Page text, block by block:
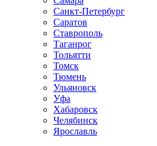
Санкт-Петербург
Саратов
Ставрополь
Таганрог
Тольятти
Томск
Тюмень
Ульяновск
Уфа
Хабаровск
Челябинск
Ярославль